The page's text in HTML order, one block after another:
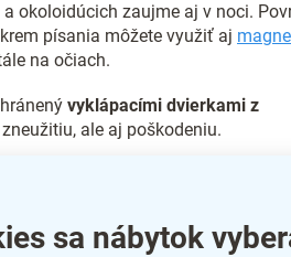
sa nábytok
okoloidúcich zaujme aj v noci.
písania môžete využiť aj
na očiach.
vyklápacími dvierkami z
ale aj poškodeniu.
typu L
. Rozdiel medzi
pri type L je zospodu. Ďalším